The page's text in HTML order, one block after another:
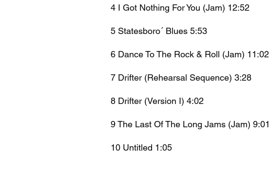
4 I Got Nothing For You (Jam) 12:52
5 Statesboro´ Blues 5:53
6 Dance To The Rock & Roll (Jam) 11:02
7 Drifter (Rehearsal Sequence) 3:28
8 Drifter (Version I) 4:02
9 The Last Of The Long Jams (Jam) 9:01
10 Untitled 1:05